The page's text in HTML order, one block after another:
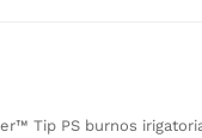
Tip PS burnos